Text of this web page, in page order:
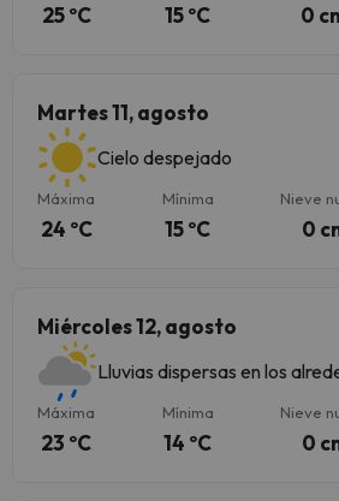
25 ºC 15 ºC 0
Martes 11, agosto
Cielo despejado
Máxima
24 ºC
Mínima
15 ºC
Nieve
0
Miércoles 12, agosto
Lluvias dispersas en los
Máxima
23 ºC
Mínima
14 ºC
Nieve
0